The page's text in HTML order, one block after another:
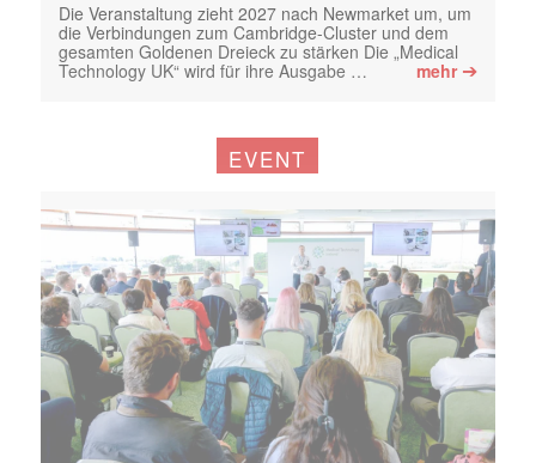
Die Veranstaltung zieht 2027 nach Newmarket um, um
die Verbindungen zum Cambridge-Cluster und dem
gesamten Goldenen Dreieck zu stärken Die „Medical
Technology UK“ wird für ihre Ausgabe …
mehr➔
EVENT